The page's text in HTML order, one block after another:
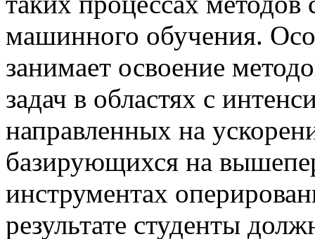
машинного обучения.
занимает освоение
задач в областях с
направленных на
базирующихся на
инструментах
результате студенты